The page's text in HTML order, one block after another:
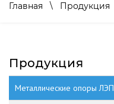
Главная \ Продукция
Продукция
Металлические опоры ЛЭП